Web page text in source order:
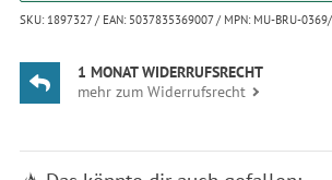
SKU: 1897327 / EAN: 5037835369007 / MPN: MU-BRU-
1 MONAT WIDERRUFSRECHT
mehr zum Widerrufsrecht